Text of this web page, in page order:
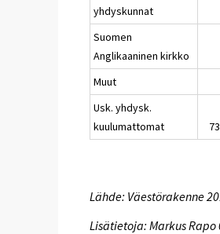
yhdyskunnat
Suomen
Anglikaaninen kirkko
Muut
Usk. yhdysk.
kuulumattomat
Lähde: Väestörakenne
Lisätietoja: Markus Rapo